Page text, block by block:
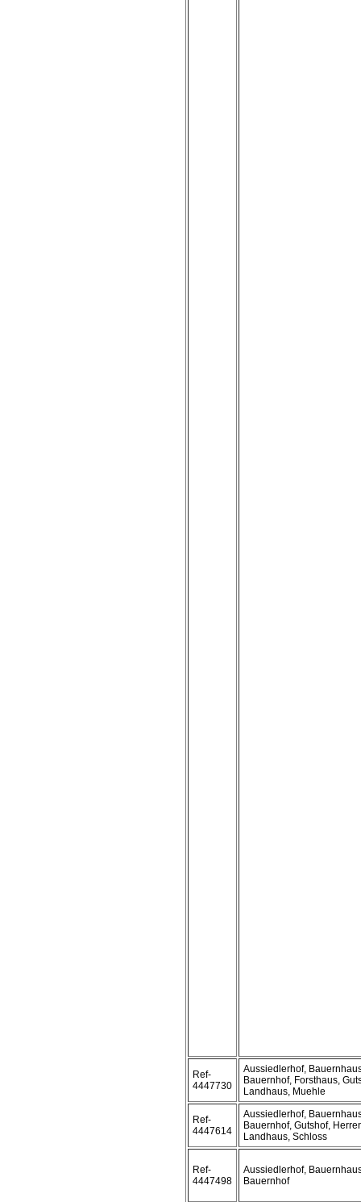
Ref-
4447730
Aussiedlerhof,
Bauernhof, Forsthaus,
Landhaus, Muehle
Ref-
4447614
Aussiedlerhof,
Bauernhof, Gutshof,
Landhaus, Schloss
Ref-
4447498
Aussiedlerhof,
Bauernhof